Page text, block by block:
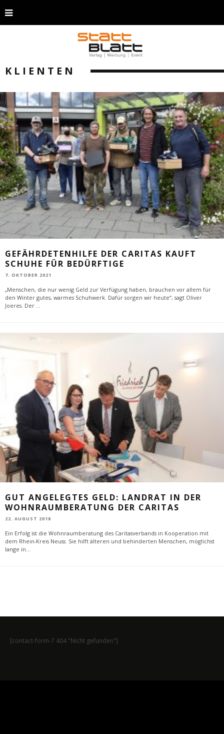
KLIENTEN
GEFÄHRDETENHILFE DER CARITAS KAUFT
SCHUHE FÜR BEDÜRFTIGE
7. OKTOBER 2021
„Menschen, die nur wenig Geld zur Verfügung haben, brauchen vor allem für
den Winter gutes, warmes Schuhwerk. Dafür sorgen wir heute“, sagt Oliver
Joeres. Der ...
GUT ANGELEGTES GELD: LANDRAT IN DER
WOHNRAUMBERATUNG DER CARITAS
22. AUGUST 2018
Ein Erfolg ist die Wohnraumberatung des Caritasverbands in Kooperation mit
dem Rhein-Kreis Neuss. Sie hilft älteren und behinderten Menschen, möglichst
lange in
[contact-form-7 404 "Nicht gefunden"]